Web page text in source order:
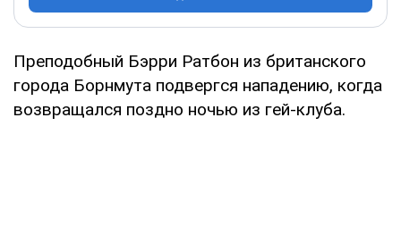
Преподобный Бэрри Ратбон из британского
города Борнмута подвергся нападению, когда
возвращался поздно ночью из гей-клуба.